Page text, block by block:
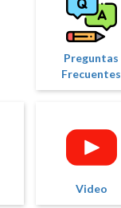
Preguntas
Frecuentes
Video